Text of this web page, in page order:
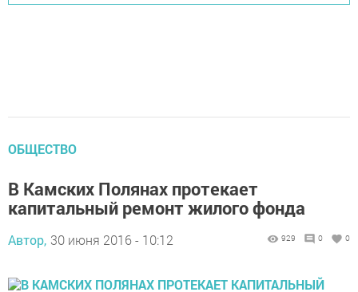
ОБЩЕСТВО
В Камских Полянах протекает
капитальный ремонт жилого фонда
Автор, 30 июня 2016 - 10:12 929 0 0